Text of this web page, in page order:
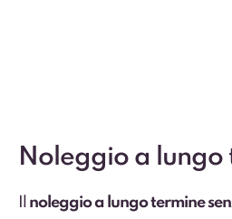
Noleggio a lungo
noleggio a lungo termine